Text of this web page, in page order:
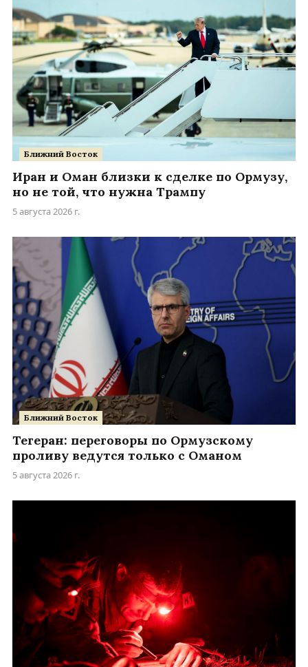
Ближний Восток
Иран и Оман близки к сделке по Ормузу,
но не той, что нужна Трампу
5 августа 2026 г.
Ближний Восток
Тегеран: переговоры по Ормузскому
проливу ведутся только с Оманом
5 августа 2026 г.